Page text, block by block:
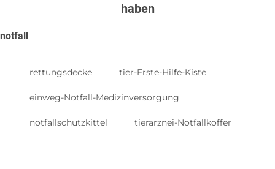
haben
notfall
rettungsdecke tier-Erste-Hilfe-Kiste
einweg-Notfall-Medizinversorgung
notfallschutzkittel tierarznei-Notfallkoffer